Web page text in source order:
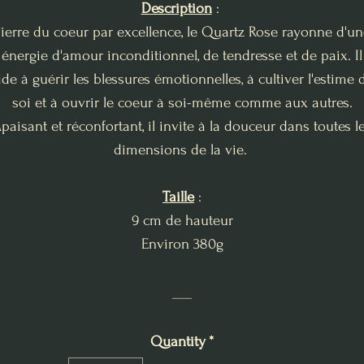
Description:
du coeur par excellence, le Quartz Rose rayonne
énergie d'amour inconditionnel, de tendresse et de paix. Il
à guérir les blessures émotionnelles, à cultiver l'estime
soi et à ouvrir le coeur à soi-même comme aux autres.
et réconfortant, il invite à la douceur dans toutes
dimensions de la vie.
Taille:
9 cm de hauteur
Environ 380g
Quantity*